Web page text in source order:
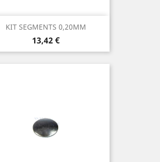
KIT SEGMENTS 0,20MM
Prix
13,42 €